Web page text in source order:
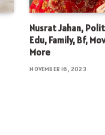
Nusrat Jahan,
Edu, Family, Bf,
More
NOVEMBER 16, 2023